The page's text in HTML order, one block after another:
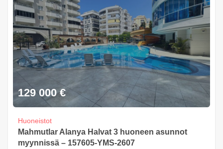
129 000 €
Huoneistot
Mahmutlar Alanya Halvat 3 huoneen asunnot
myynnissä – 157605-YMS-2607